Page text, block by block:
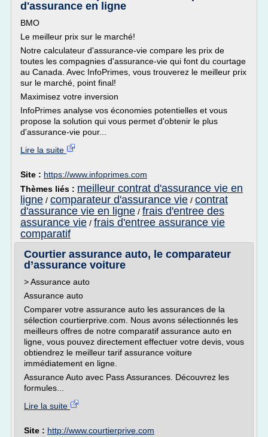
d'assurance en ligne
BMO
Le meilleur prix sur le marché!
Notre calculateur d'assurance-vie compare les prix de
toutes les compagnies d'assurance-vie qui font du courtage
au Canada. Avec InfoPrimes, vous trouverez le meilleur prix
sur le marché, point final!
Maximisez votre inversion
InfoPrimes analyse vos économies potentielles et vous
propose la solution qui vous permet d'obtenir le plus
d'assurance-vie pour...
Lire la suite
Site : https://www.infoprimes.com
Thèmes liés : meilleur contrat d'assurance vie en
ligne / comparateur d'assurance vie / contrat
d'assurance vie en ligne / frais d'entree des
assurance vie / frais d'entree assurance vie
comparatif
Courtier assurance auto, le comparateur
d’assurance voiture
> Assurance auto
Assurance auto
Comparer votre assurance auto les assurances de la
sélection courtierprive.com. Nous avons sélectionnés les
meilleurs offres de notre comparatif assurance auto en
ligne, vous pouvez directement effectuer votre devis, vous
obtiendrez le meilleur tarif assurance voiture
immédiatement en ligne.
Assurance Auto avec Pass Assurances. Découvrez les
formules...
Lire la suite
Site : http://www.courtierprive.com